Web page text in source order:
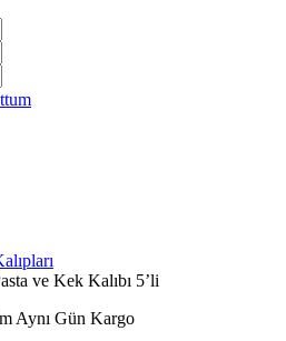
ve Kek Kalıbı 5’li
Aynı Gün Kargo